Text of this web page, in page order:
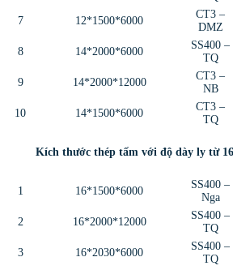
7 12*1500*6000
CT3 –
DMZ
8 14*2000*6000
SS400 –
TQ
9 14*2000*12000
CT3 –
NB
10 14*1500*6000
CT3 –
TQ
Kích thước thép tấm với độ dày ly từ
1 16*1500*6000
SS400 –
Nga
2 16*2000*12000
SS400 –
TQ
3 16*2030*6000
SS400 –
TQ